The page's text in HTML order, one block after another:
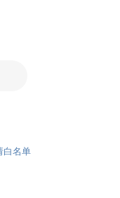
白名单